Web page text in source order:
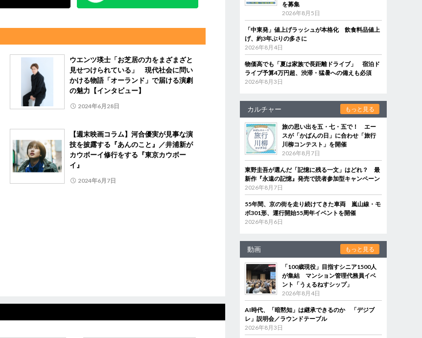
ウエンツ瑛士「お芝居の力をまざまざと
見せつけられている」 現代社会に問い
かける物語「オーランド」で届ける演劇
の魅力【インタビュー】
2024年6月28日
【週末映画コラム】河合優実が見事な演
技を披露する『あんのこと』／井浦新が
カウボーイ修行をする『東京カウボー
イ』
2024年6月7日
を募集
2026年8月5日
「中東発」値上げラッシュが本格化 飲食料品値上
げ、約3年ぶりの多さに
2026年8月4日
物価高でも「夏は家族で長距離ドライブ」 宿泊ド
ライブ予算4万円超、渋滞・猛暑への備えも必須
2026年8月3日
カルチャー もっと見る
旅の思い出を五・七・五で！ エー
スが「かばんの日」に合わせ「旅行
川柳コンテスト」を開催
2026年8月7日
東野圭吾が選んだ「記憶に残る一文」はどれ？ 最
新作『永遠の記憶』発売で読者参加型キャンペーン
2026年8月7日
55年間、京の街を走り続けてきた車両 嵐山線・モ
ボ301形、運行開始55周年イベントを開催
2026年8月6日
動画 もっと見る
「100歳現役」目指すシニア1500人
が集結 マンション管理代務員イベ
ント「うぇるねすシップ」
2026年8月4日
AI時代、「暗黙知」は継承できるのか 「デジブ
レ」説明会／ラウンドテーブル
2026年8月3日